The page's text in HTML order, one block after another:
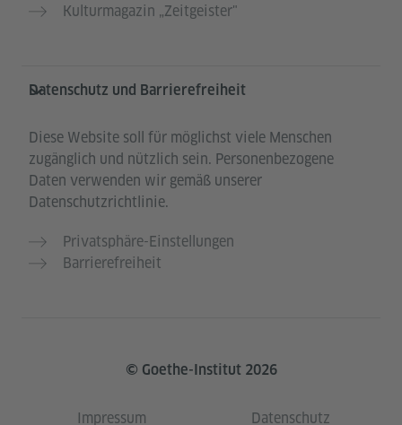
Kulturmagazin „Zeitgeister"
Datenschutz und Barrierefreiheit
Diese Website soll für möglichst viele Menschen
zugänglich und nützlich sein. Personenbezogene
Daten verwenden wir gemäß unserer
Datenschutzrichtlinie.
Privatsphäre-Einstellungen
Barrierefreiheit
© Goethe-Institut 2026
Impressum Datenschutz